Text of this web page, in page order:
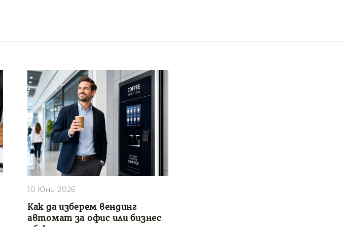
Как да изберем вендинг
автомат за офис или бизнес
10 Юни 2026